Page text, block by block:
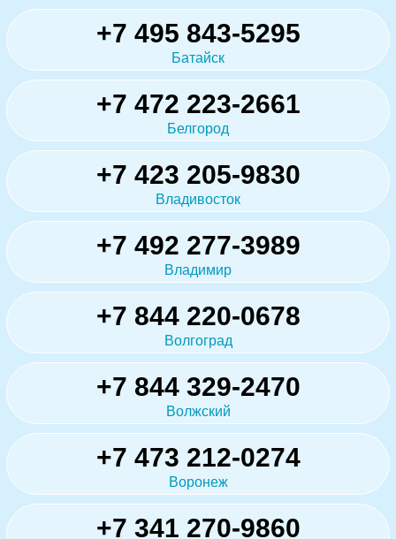
+7 495 843-5295
Батайск
+7 472 223-2661
Белгород
+7 423 205-9830
Владивосток
+7 492 277-3989
Владимир
+7 844 220-0678
Волгоград
+7 844 329-2470
Волжский
+7 473 212-0274
Воронеж
+7 341 270-9860